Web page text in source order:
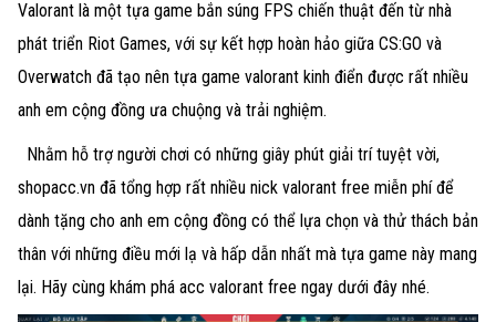
Valorant là một tựa game bắn súng FPS chiến thuật đến từ nhà
phát triển Riot Games, với sự kết hợp hoàn hảo giữa CS:GO và
Overwatch đã tạo nên tựa game valorant kinh điển được rất nhiều
anh em cộng đồng ưa chuộng và trải nghiệm.
Nhằm hỗ trợ người chơi có những giây phút giải trí tuyệt vời,
shopacc.vn đã tổng hợp rất nhiều nick valorant free miễn phí để
dành tặng cho anh em cộng đồng có thể lựa chọn và thử thách bản
thân với những điều mới lạ và hấp dẫn nhất mà tựa game này mang
lại. Hãy cùng khám phá acc valorant free ngay dưới đây nhé.